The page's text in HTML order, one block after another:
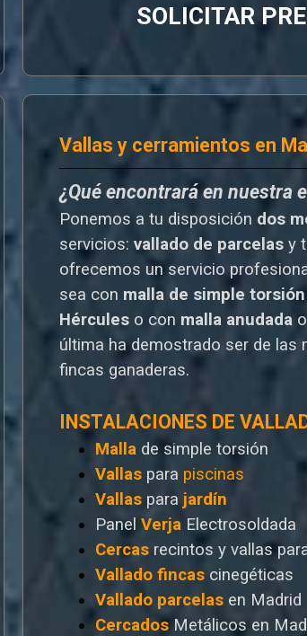
SOLICITAR
Vallas y cerramientos en
¿Qué encontrará en nuestra
Ponemos a tu disposición dos
servicios: vallado de parcelas y
ofrecemos un servicio
sea con malla de simple torsión
Hércules o con malla anudada o
última ha demostrado ser de las
fincas ganaderas.
INSTALACIONES DE
Malla de simple torsión
Vallas para piscinas
Vallas para jardín
Panel Verja Electrosoldada
Cercas recintos y vallas
Vallado fincas cinegéticas
Vallado parcelas en Madrid
Cercados Metálicos en